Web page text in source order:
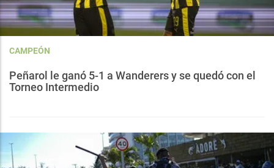
CAMPEÓN
Peñarol le ganó 5-1 a Wanderers y se quedó con el
Torneo Intermedio